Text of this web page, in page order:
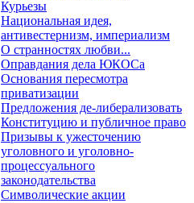
Курьезы
Национальная идея,
антивестернизм, империализм
О странностях любви...
Оправдания дела ЮКОСа
Основания пересмотра
приватизации
Предложения де-либерализовать
Конституцию и публичное право
Призывы к ужесточению
уголовного и уголовно-
процессуального
законодательства
Символические акции